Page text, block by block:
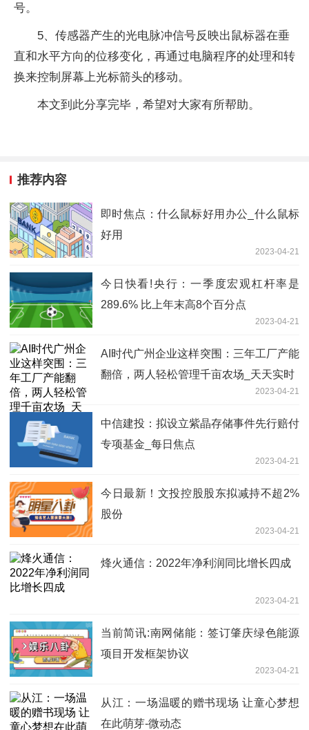
号。
5、传感器产生的光电脉冲信号反映出鼠标器在垂
直和水平方向的位移变化，再通过电脑程序的处理和转
换来控制屏幕上光标箭头的移动。
本文到此分享完毕，希望对大家有所帮助。
推荐内容
即时焦点：什么鼠标好用办公_什么鼠标
好用
2023-04-21
今日快看!央行：一季度宏观杠杆率是
289.6% 比上年末高8个百分点
2023-04-21
AI时代广州企业这样突围：三年工厂产能
翻倍，两人轻松管理千亩农场_天天实时
2023-04-21
中信建投：拟设立紫晶存储事件先行赔付
专项基金_每日焦点
2023-04-21
今日最新！文投控股股东拟减持不超2%
股份
2023-04-21
烽火通信：2022年净利润同比增长四成
2023-04-21
当前简讯:南网储能：签订肇庆绿色能源
项目开发框架协议
2023-04-21
从江：一场温暖的赠书现场 让童心梦想
在此萌芽-微动态